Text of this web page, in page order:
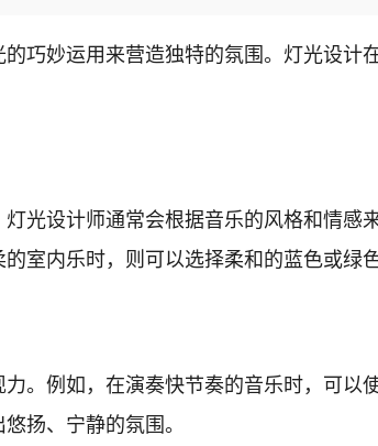
巧妙运用来营造独特的氛围。灯光设计
光设计师通常会根据音乐的风格和情感
室内乐时，则可以选择柔和的蓝色或绿
。例如，在演奏快节奏的音乐时，可以
扬、宁静的氛围。